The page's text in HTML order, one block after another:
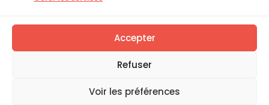
Accepter
Refuser
Voir les préférences
5, Rue Ambroise Croizat
95195 BP30523
Goussainville Cedex Val d’Oise France.
0033(0)1 34 04 76 51